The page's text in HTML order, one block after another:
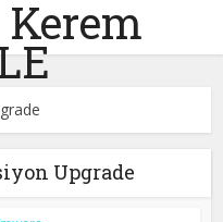
Upgrade